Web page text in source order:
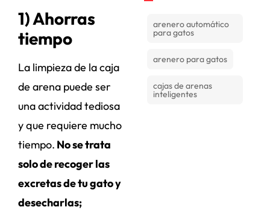
1) Ahorras
tiempo
La limpieza de la caja
de arena puede ser
una actividad tediosa
y que requiere mucho
tiempo. No se trata
solo de recoger las
excretas de tu gato y
desecharlas;
arenero automático
para gatos
arenero para gatos
cajas de arenas
inteligentes